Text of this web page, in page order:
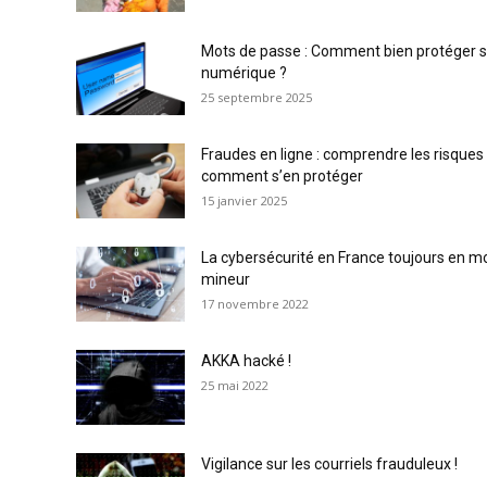
Mots de passe : Comment bien protéger
numérique ?
25 septembre 2025
Fraudes en ligne : comprendre les
comment s’en protéger
15 janvier 2025
La cybersécurité en France toujours en
mineur
17 novembre 2022
AKKA hacké !
25 mai 2022
Vigilance sur les courriels frauduleux !